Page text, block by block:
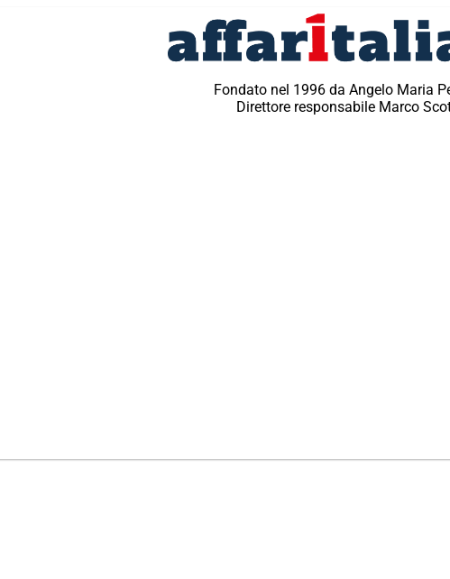
Fondato nel 1996 da Angelo Maria
Direttore responsabile Marco